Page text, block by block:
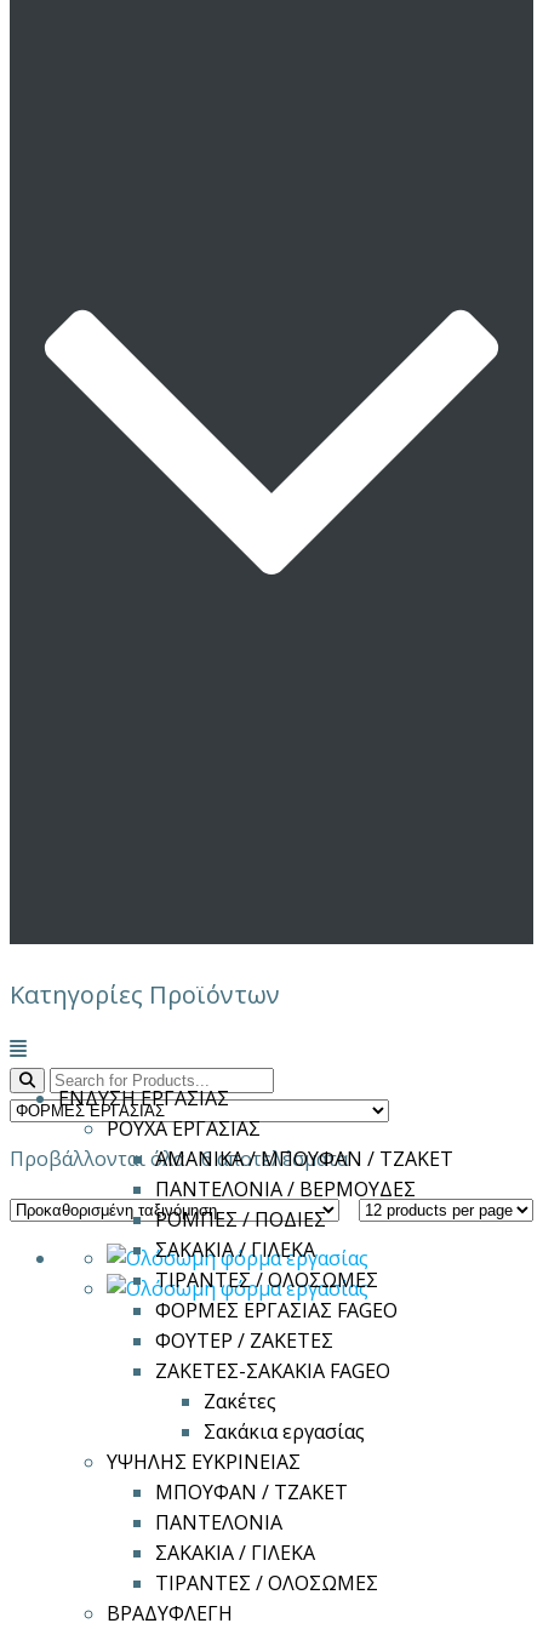
Κατηγορίες Προϊόντων
Μενού
ΕΝΔΥΣΗ ΕΡΓΑΣΙΑΣ
ΡΟΥΧΑ ΕΡΓΑΣΙΑΣ
ΑΜΑΝΙΚΑ / ΜΠΟΥΦΑΝ / ΤΖΑΚΕΤ
ΠΑΝΤΕΛΟΝΙΑ / ΒΕΡΜΟΥΔΕΣ
ΡΟΜΠΕΣ / ΠΟΔΙΕΣ
ΣΑΚΑΚΙΑ / ΓΙΛΕΚΑ
ΤΙΡΑΝΤΕΣ / ΟΛΟΣΩΜΕΣ
ΦΟΡΜΕΣ ΕΡΓΑΣΙΑΣ FAGEO
ΦΟΥΤΕΡ / ΖΑΚΕΤΕΣ
ΖΑΚΕΤΕΣ-ΣΑΚΑΚΙΑ FAGEO
Ζακέτες
Σακάκια εργασίας
ΥΨΗΛΗΣ ΕΥΚΡΙΝΕΙΑΣ
ΜΠΟΥΦΑΝ / ΤΖΑΚΕΤ
ΠΑΝΤΕΛΟΝΙΑ
ΣΑΚΑΚΙΑ / ΓΙΛΕΚΑ
ΤΙΡΑΝΤΕΣ / ΟΛΟΣΩΜΕΣ
ΒΡΑΔΥΦΛΕΓΗ
Προβάλλονται όλα - 6 αποτελέσματα